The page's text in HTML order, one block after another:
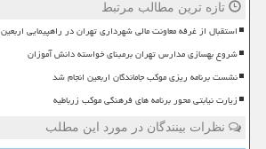
تازه ترین مطالب مرتبط
استقبال از غرفه معاونت مالی شهرداری تهران در راهپیمایی اربعین
شروع بهسازی مدارس تهران برمبنای خواسته دانش آموزان
نشست برنامه ریزی موکب جاماندگان اربعین انجام شد
زیارت نیابتی محور برنامه های فرهنگی موکب زرباطیه
نظرات بینندگان در مورد این مطلب